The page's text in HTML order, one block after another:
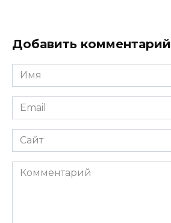
Добавить комментарий
Имя
*
Email
*
Сайт
Комментарий